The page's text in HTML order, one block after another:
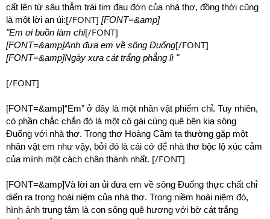
cất lên từ sâu thẳm trái tim đau đớn của nhà thơ, đồng thời cũng
là một lời an ủi:[/FONT] [FONT=&amp]
"Em ơi buồn làm chi[/FONT]
[FONT=&amp]Anh đưa em về sông Đuống[/FONT]
[FONT=&amp]Ngày xưa cát trắng phẳng lì "
[/FONT]
[FONT=&amp]“Em” ở đây là một nhân vật phiếm chỉ. Tuy nhiên,
có phần chắc chắn đó là một cô gái cùng quê bên kia sông
Đuống với nhà thơ. Trong thơ Hoàng Cầm ta thường gặp một
nhân vật em như vậy, bởi đó là cái cớ để nhà thơ bộc lộ xúc cảm
của mình một cách chân thành nhất. [/FONT]
[FONT=&amp]Và lời an ủi đưa em về sông Đuống thực chất chỉ
diến ra trong hoài niệm của nhà thơ. Trong niềm hoài niệm đó,
hình ảnh trung tâm là con sông quê hương với bờ cát trắng